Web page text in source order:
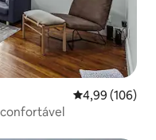
Classificação
4,99 (106)